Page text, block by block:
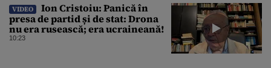
VIDEO
Ion Cristoiu: Panică în
presa de partid și de stat: Drona
nu era rusească; era ucraineană!
10:23